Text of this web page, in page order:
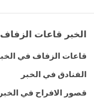
الخبر قاعات الزفاف
قاعات الزفاف في
الفنادق في الخبر
قصور الافراح في الخبر